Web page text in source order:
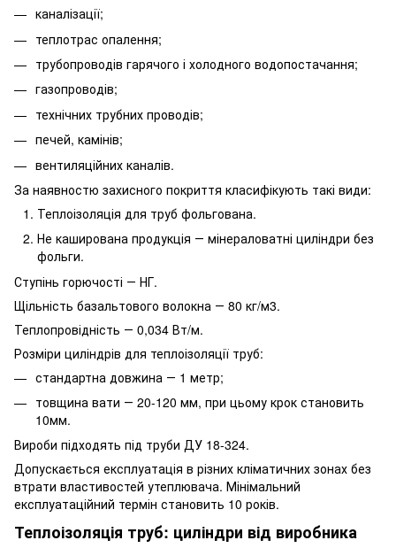
каналізації;
теплотрас опалення;
трубопроводів гарячого і холодного водопостачання;
газопроводів;
технічних трубних проводів;
печей, камінів;
вентиляційних каналів.
За наявностю захисного покриття класифікують такі види:
Теплоізоляція для труб фольгована.
Не каширована продукція ― мінераловатні циліндри без
фольги.
Ступінь горючості ― НГ.
Щільність базальтового волокна ― 80 кг/м3.
Теплопровідність ― 0,034 Вт/м.
Розміри циліндрів для теплоізоляції труб:
стандартна довжина ― 1 метр;
товщина вати ― 20-120 мм, при цьому крок становить
10мм.
Вироби підходять під труби ДУ 18-324.
Допускається експлуатація в різних кліматичних зонах без
втрати властивостей утеплювача. Мінімальний
експлуатаційний термін становить 10 років.
Теплоізоляція труб: циліндри від виробника